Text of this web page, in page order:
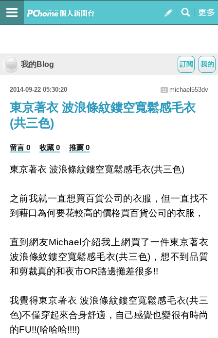
我的
訂閱
我的Blog
2014-09-22 05:30:20 michael553dv
東京著衣 波浪條紋鏤空寬鬆感毛衣
(共三色)
留言 0 收藏 0 推薦 0
東京著衣 波浪條紋鏤空寬鬆感毛衣(共三色)
之前我就一直想買百貨公司的衣服，但一直找不
到藉口為何要花較高的價格買百貨公司的衣服，
直到網友Michael介紹我上網買了一件東京著衣
波浪條紋鏤空寬鬆感毛衣(共三色)，想不到品質
和剪裁真的和夜市OR路邊攤差很多!!
我覺得東京著衣 波浪條紋鏤空寬鬆感毛衣(共三
色)不僅穿起來合身舒適，自己感覺也變很有時尚
的FU!!(哈哈哈!!!!)